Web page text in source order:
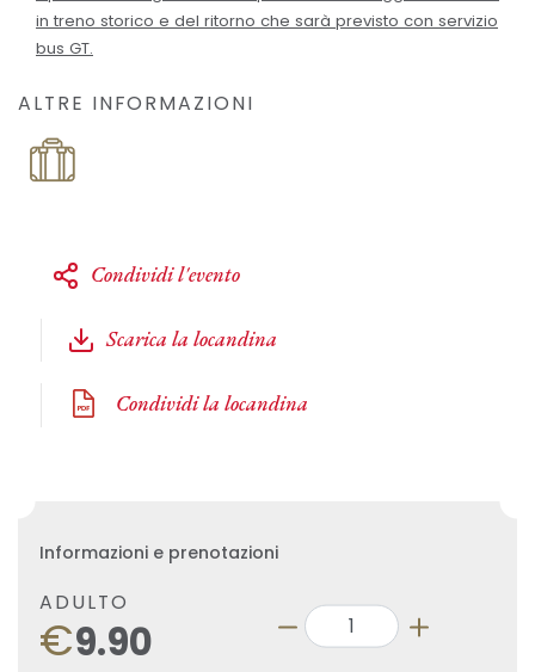
in treno storico e del ritorno che sarà previsto con servizio
bus GT.
ALTRE INFORMAZIONI
Condividi l'evento
Scarica la locandina
Condividi la locandina
Informazioni e prenotazioni
ADULTO
€9.90